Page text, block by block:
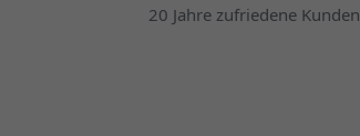
20 Jahre zufriedene Kunden